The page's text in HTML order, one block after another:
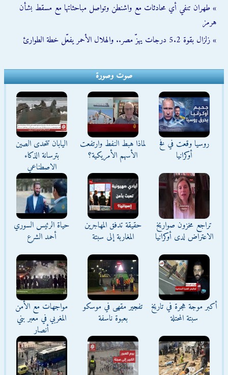
» طهران تنفي أي محادثات مع واشنطن وتواصل مباحثاتها مع مسقط بشأن
هرمز
» زلزال بقوة 5.2 درجات يهزّ مصر.. والهلال الأحمر يفعّل خطة الطوارئ
صوت وصورة
روسيا وقعت في فخ
أوكرانيا
لماذا هبط النفط وارتفعت
الأسهم الأمريكية؟
اليابان تتحدى الصين
بترسانة الذكاء
الاصطناعي
تراجع مخزون صواريخ
الاعتراض لدى أوكرانيا
حقيقة تدفق المهاجرين
المغاربة إلى سبتة
حياة الرئيس السوري
أحمد الشرع
أكبر موجة هجرة في تاريخ
سبتة المحتلة
تفجير مقهى في موسكو
بعبوة ناسفة
مواجهات مع الأمن
المغربي في معبر بني
أنصار